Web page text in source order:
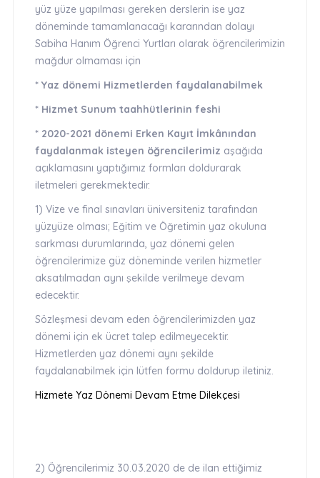
yüz yüze yapılması gereken derslerin ise yaz
döneminde tamamlanacağı kararından dolayı
Sabiha Hanım Öğrenci Yurtları olarak öğrencilerimizin
mağdur olmaması için
* Yaz dönemi Hizmetlerden faydalanabilmek
* Hizmet Sunum taahhütlerinin feshi
* 2020-2021 dönemi Erken Kayıt İmkânından
faydalanmak isteyen öğrencilerimiz aşağıda
açıklamasını yaptığımız formları doldurarak
iletmeleri gerekmektedir.
1) Vize ve final sınavları üniversiteniz tarafından
yüzyüze olması; Eğitim ve Öğretimin yaz okuluna
sarkması durumlarında, yaz dönemi gelen
öğrencilerimize güz döneminde verilen hizmetler
aksatılmadan aynı şekilde verilmeye devam
edecektir.
Sözleşmesi devam eden öğrencilerimizden yaz
dönemi için ek ücret talep edilmeyecektir.
Hizmetlerden yaz dönemi aynı şekilde
faydalanabilmek için lütfen formu doldurup iletiniz.
Hizmete Yaz Dönemi Devam EtmeDilekçesi
2) Öğrencilerimiz 30.03.2020 de de ilan ettiğimiz